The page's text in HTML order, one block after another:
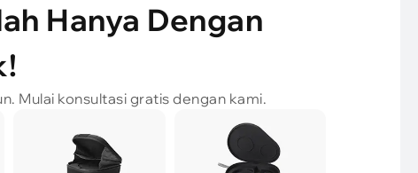
Hanya Dengan
Mulai konsultasi gratis dengan kami.